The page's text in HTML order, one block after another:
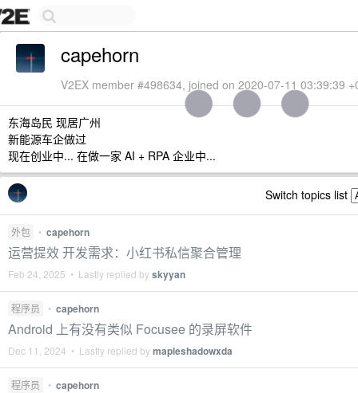
capehorn
V2EX member #498634, joined on 2020-07-11 03:39:39
东海岛民 现居广州
新能源车企做过
现在创业中... 在做一家 AI + RPA 企业中...
Switch topics list
外包 • capehorn
运营提效 开发需求：小红书私信聚合管理
Feb 24, 2025 • Lastly replied byskyyan
程序员 • capehorn
Android 上有没有类似 Focusee 的录屏软件
Dec 11, 2024 • Lastly replied bymapleshadowxda
程序员 • capehorn